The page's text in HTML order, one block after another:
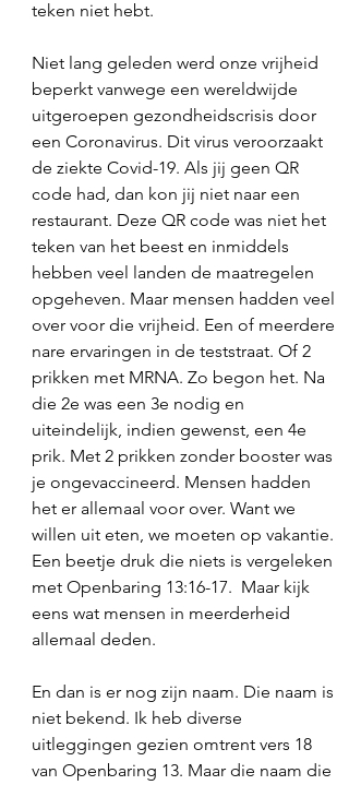
teken niet hebt.
Niet lang geleden werd onze vrijheid
beperkt vanwege een wereldwijde
uitgeroepen gezondheidscrisis door
een Coronavirus. Dit virus veroorzaakt
de ziekte Covid-19. Als jij geen QR
code had, dan kon jij niet naar een
restaurant. Deze QR code was niet het
teken van het beest en inmiddels
hebben veel landen de maatregelen
opgeheven. Maar mensen hadden veel
over voor die vrijheid. Een of meerdere
nare ervaringen in de teststraat. Of 2
prikken met MRNA. Zo begon het. Na
die 2e was een 3e nodig en
uiteindelijk, indien gewenst, een 4e
prik. Met 2 prikken zonder booster was
je ongevaccineerd. Mensen hadden
het er allemaal voor over. Want we
willen uit eten, we moeten op vakantie.
Een beetje druk die niets is vergeleken
met Openbaring 13:16-17.  Maar kijk
eens wat mensen in meerderheid
allemaal deden.
En dan is er nog zijn naam. Die naam is
niet bekend. Ik heb diverse
uitleggingen gezien omtrent vers 18
van Openbaring 13. Maar die naam die